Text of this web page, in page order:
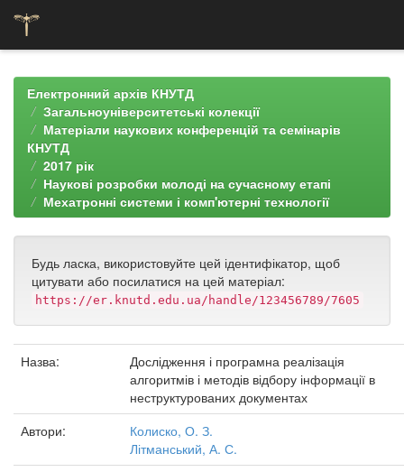
navigationЕлектронний архів КНУТД
Загальноуніверситетські колекції
Матеріали наукових конференцій та семінарів
КНУТД
2017 рік
Наукові розробки молоді на сучасному етапі
Мехатронні системи і комп'ютерні технології
Будь ласка, використовуйте цей ідентифікатор, щоб
цитувати або посилатися на цей матеріал:
https://er.knutd.edu.ua/handle/123456789/7605
Назва:
Дослідження і програмна реалізація
алгоритмів і методів відбору інформації в
неструктурованих документах
Автори:
Колиско, О. З.
Літманський, А. С.